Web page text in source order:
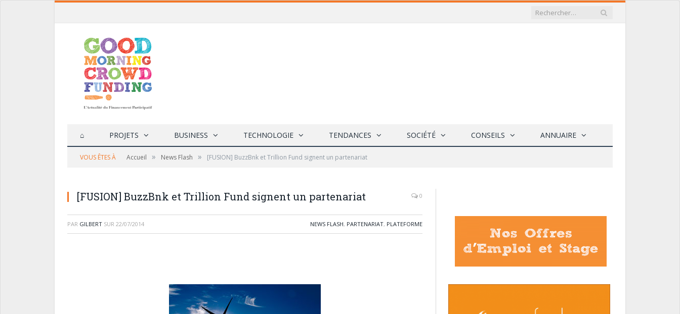
⌂ PROJETS BUSINESS TECHNOLOGIE TENDANCES SOCIÉTÉ CONSEILS ANNUAIRE
VOUS ÊTES À Accueil » News Flash » [FUSION] BuzzBnk et Trillion Fund signent un partenariat
[FUSION] BuzzBnk et Trillion Fund signent un partenariat 0
PAR GILBERT SUR 22/07/2014 NEWS FLASH, PARTENARIAT, PLATEFORME